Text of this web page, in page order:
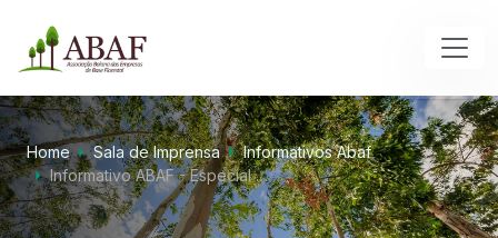
Home Sala de Imprensa
Informativos Abaf
Informativo ABAF - Especial …